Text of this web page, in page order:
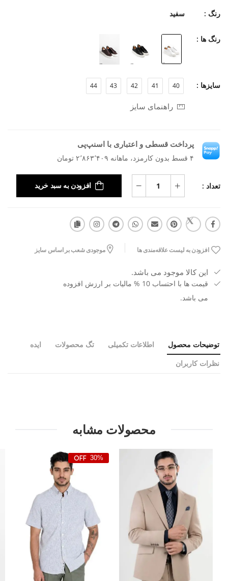
رنگ : سفید
رنگ ها :
سایزها : 40
41
42
43
44
راهنمای سایز
پرداخت قسطی و اعتباری با اسنپ‌پی
۴ قسط بدون کارمزد، ماهانه ۲٬۸۶۳٬۴۰۹ تومان
تعداد : افزودن به سبد خرید
افزودن به لیست علاقه‌مندی ها موجودی شعب بر اساس سایز
این کالا موجود می باشد.
قیمت ها با احتساب 10 % مالیات بر ارزش افزوده
می باشد.
توضیحات محصول اطلاعات تکمیلی تگ محصولات ایده
نظرات کاربران
محصولات مشابه
30%